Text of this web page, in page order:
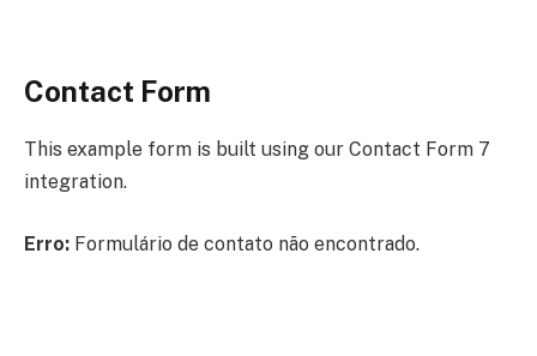
Contact Form
This example form is built using our Contact Form 7
integration.
Erro: Formulário de contato não encontrado.